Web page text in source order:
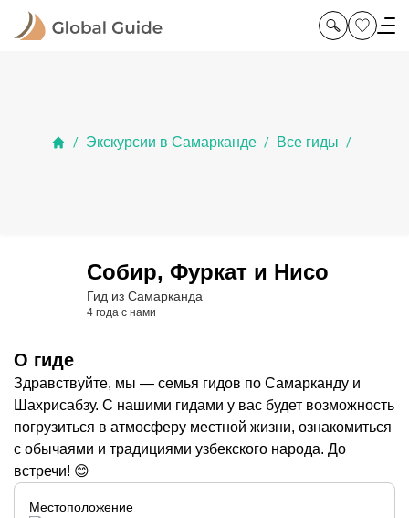
/ Экскурсии в Самарканде / Все гиды /
Собир, Фуркат и Нисо
Гид из Самарканда
4 года с нами
О гиде
Здравствуйте, мы — семья гидов по Самарканду и
Шахрисабзу. С нашими гидами у вас будет возможность
погрузиться в атмосферу местной жизни, ознакомиться
с обычаями и традициями узбекского народа. До
встречи! 😊
Местоположение